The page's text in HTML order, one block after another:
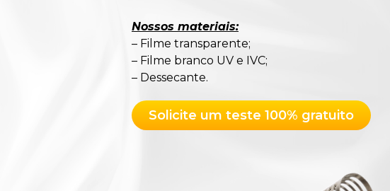
Nossos materiais:
– Filme transparente;
– Filme branco UV e IVC;
– Dessecante.
Solicite um teste 100% gratuito